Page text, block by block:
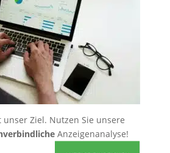
Ziel. Nutzen Sie unsere
Anzeigenanalyse!